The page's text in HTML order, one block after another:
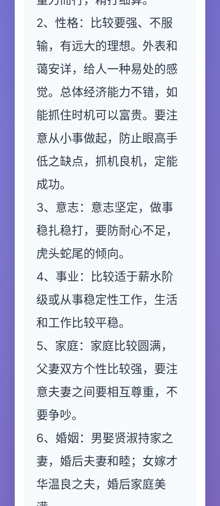
2、性格：比较要强、不服
输，有远大的理想。外表和
蔼安详，给人一种易处的感
觉。总体经济能力不错，如
能抓住时机可以富贵。要注
意从小事做起，防止眼高手
低之缺点，抓机良机，定能
成功。
3、意志：意志坚定，做事
稳扎稳打，要防耐心不足，
虎头蛇尾的倾向。
4、事业：比较适于薪水阶
级或从事稳定性工作，生活
和工作比较平稳。
5、家庭：家庭比较圆满，
父妻双方个性比较强，要注
意夫妻之间要相互尊重，不
要争吵。
6、婚姻：男娶贤淑持家之
妻，婚后夫妻和睦；女嫁才
华温良之夫，婚后家庭美